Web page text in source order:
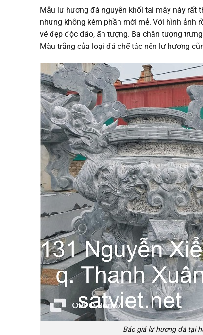
Mẫu lư hương đá nguyên khối tai mây này rất
nhưng không kém phần mới mẻ. Với hình ảnh
vẻ đẹp độc đáo, ấn tượng. Ba chân tượng
Màu trắng của loại đá chế tác nên lư hương
Báo giá lư hương đá tại